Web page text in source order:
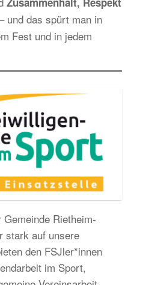
und das spürt man in
Fest und in jedem
Rietheim-
stark auf unsere
den FSJler*innen
im Sport,